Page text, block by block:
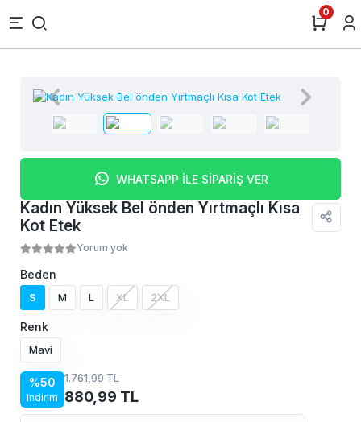
0
WHATSAPP İLE SİPARİŞ VER
Kadın Yüksek Bel önden Yırtmaçlı Kısa
Kot Etek
Yorum yok
Beden
S M L XL 2XL
Renk
Mavi
%50
indirim
1.761,99 TL
880,99 TL